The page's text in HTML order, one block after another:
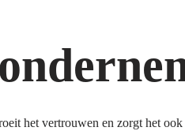
het vertrouwen en zorgt het